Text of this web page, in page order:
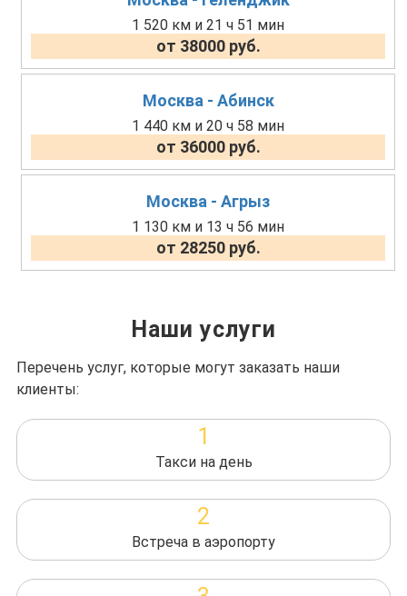
1 520 км и 21 ч 51 мин
от 38000 руб.
Москва - Абинск
1 440 км и 20 ч 58 мин
от 36000 руб.
Москва - Агрыз
1 130 км и 13 ч 56 мин
от 28250 руб.
Наши услуги
Перечень услуг, которые могут заказать наши
клиенты:
1
Такси на день
2
Встреча в аэропорту